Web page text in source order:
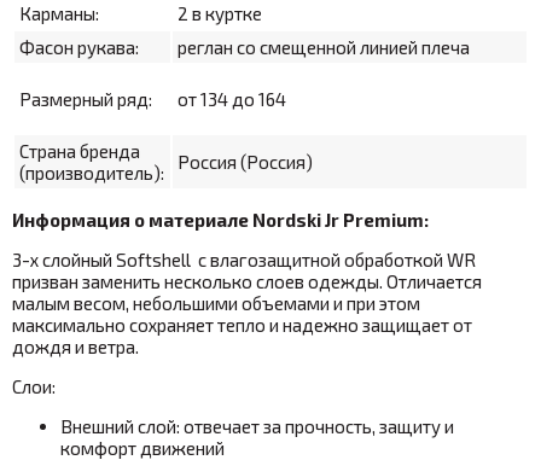
Карманы:
2 в куртке
Фасон рукава:
реглан со смещенной линией плеча
Размерный ряд: от 134 до 164
Страна бренда
(производитель):
Россия (Россия)
Информация о материале Nordski Jr Premium:
3-х слойный Softshell с влагозащитной обработкой WR
призван заменить несколько слоев одежды. Отличается
малым весом, небольшими объемами и при этом
максимально сохраняет тепло и надежно защищает от
дождя и ветра.
Слои:
Внешний слой: отвечает за прочность, защиту и
комфорт движений